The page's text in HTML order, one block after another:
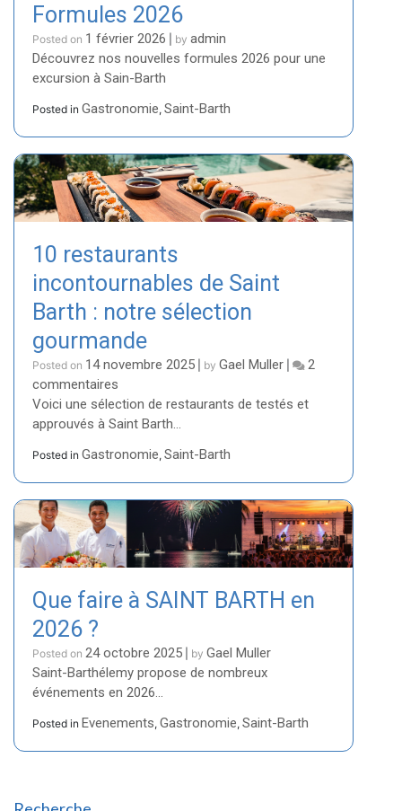
Formules 2026
Posted on 1 février 2026 by admin
Découvrez nos nouvelles formules 2026 pour une
excursion à Sain-Barth
Posted in Gastronomie, Saint-Barth
10 restaurants
incontournables de Saint
Barth : notre sélection
gourmande
Posted on 14 novembre 2025 by Gael Muller
2
commentaires
10
restaurants
de
Saint
Barth
:
notre
sélection
Voici une sélection de restaurants de testés et
approuvés à Saint Barth…
Posted in Gastronomie, Saint-Barth
Que faire à SAINT BARTH en
2026 ?
Posted on 24 octobre 2025 by Gael Muller
Saint-Barthélemy propose de nombreux
événements en 2026…
Posted in Evenements, Gastronomie, Saint-Barth